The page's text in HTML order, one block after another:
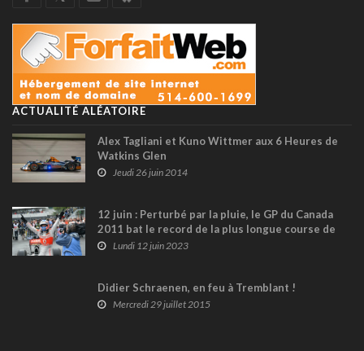
ACTUALITÉ ALÉATOIRE
Alex Tagliani et Kuno Wittmer aux 6 Heures de
Watkins Glen
Jeudi 26 juin 2014
12 juin : Perturbé par la pluie, le GP du Canada
2011 bat le record de la plus longue course de
F1 !Lundi 12 juin 2023
Didier Schraenen, en feu à Tremblant !
Mercredi 29 juillet 2015